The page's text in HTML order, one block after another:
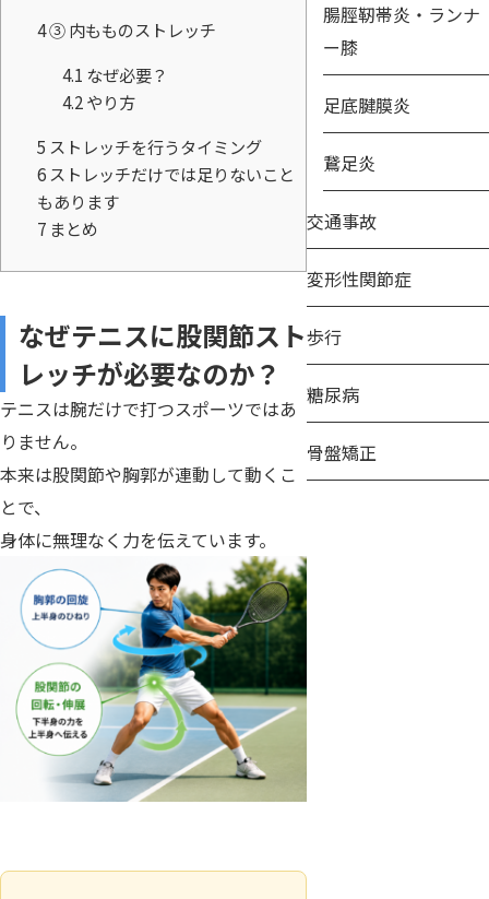
4③ 内もものストレッチ
4.1 なぜ必要？
4.2やり方
5 ストレッチを行うタイミング
6ストレッチだけでは足りないこと
もあります
7まとめ
なぜテニスに股関節スト
レッチが必要なのか？
テニスは腕だけで打つスポーツではあ
りません。
本来は股関節や胸郭が連動して動くこ
とで、
身体に無理なく力を伝えています。
腸脛靭帯炎・ランナ
ー膝
足底腱膜炎
鵞足炎
交通事故
変形性関節症
歩行
糖尿病
骨盤矯正